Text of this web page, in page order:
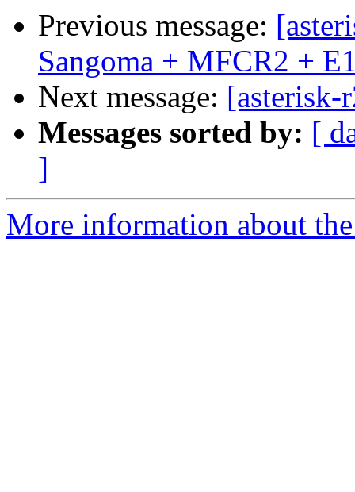
Previous message:
Sangoma + MFCR2 +
Next message: [asterisk-
Messages sorted by: [
]
More information about